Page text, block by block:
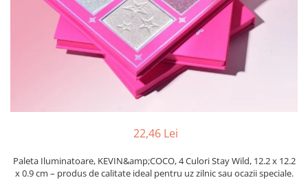
Accesorii Ingrijire Casa
Cutii depozitare
Diverse Casa
Incalzire si climatizare
Maturi, Perii, Mopuri si Galeti
Produse ingrijire incaltaminte
Radiatoare si Seminee electrice
22,46 Lei
Paleta Iluminatoare, KEVIN&amp;COCO, 4 Culori Stay Wild, 12.2 x 12.2
x 0.9 cm – produs de calitate ideal pentru uz zilnic sau ocazii speciale.